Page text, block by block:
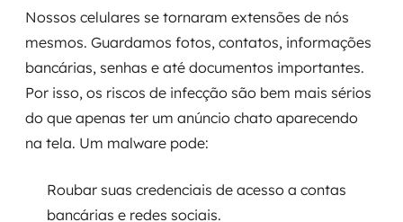
Nossos celulares se tornaram extensões de nós
mesmos. Guardamos fotos, contatos, informações
bancárias, senhas e até documentos importantes.
Por isso, os riscos de infecção são bem mais sérios
do que apenas ter um anúncio chato aparecendo
na tela. Um malware pode:
Roubar suas credenciais de acesso a contas
bancárias e redes sociais.